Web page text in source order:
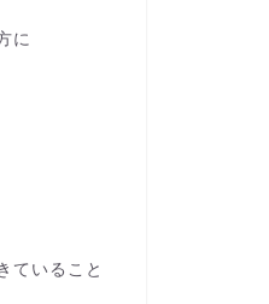
に
ていること